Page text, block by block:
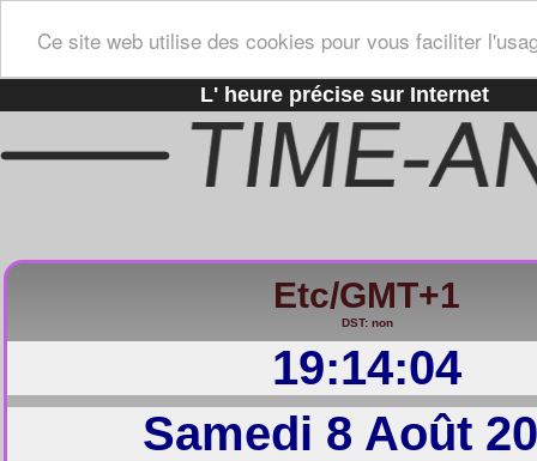
Ce site web utilise des cookies pour vous faciliter
L' heure précise sur Internet
Etc/GMT+1
DST: non
19:14:05
Samedi 8 Août